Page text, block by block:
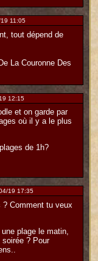
11:05
tout dépend de
La Couronne Des
12:15
et on garde par
où il y a le plus
de 1h?
19 17:35
? Comment tu veux
plage le matin,
? Pour